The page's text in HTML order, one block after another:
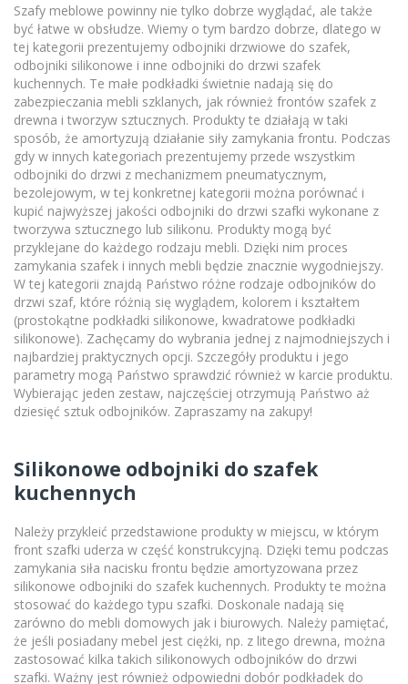
Szafy meblowe powinny nie tylko dobrze wyglądać, ale także
być łatwe w obsłudze. Wiemy o tym bardzo dobrze, dlatego w
tej kategorii prezentujemy odbojniki drzwiowe do szafek,
odbojniki silikonowe i inne odbojniki do drzwi szafek
kuchennych. Te małe podkładki świetnie nadają się do
zabezpieczania mebli szklanych, jak również frontów szafek z
drewna i tworzyw sztucznych. Produkty te działają w taki
sposób, że amortyzują działanie siły zamykania frontu. Podczas
gdy w innych kategoriach prezentujemy przede wszystkim
odbojniki do drzwi z mechanizmem pneumatycznym,
bezolejowym, w tej konkretnej kategorii można porównać i
kupić najwyższej jakości odbojniki do drzwi szafki wykonane z
tworzywa sztucznego lub silikonu. Produkty mogą być
przyklejane do każdego rodzaju mebli. Dzięki nim proces
zamykania szafek i innych mebli będzie znacznie wygodniejszy.
W tej kategorii znajdą Państwo różne rodzaje odbojników do
drzwi szaf, które różnią się wyglądem, kolorem i kształtem
(prostokątne podkładki silikonowe, kwadratowe podkładki
silikonowe). Zachęcamy do wybrania jednej z najmodniejszych i
najbardziej praktycznych opcji. Szczegóły produktu i jego
parametry mogą Państwo sprawdzić również w karcie produktu.
Wybierając jeden zestaw, najczęściej otrzymują Państwo aż
dziesięć sztuk odbojników. Zapraszamy na zakupy!
Silikonowe odbojniki do szafek
kuchennych
Należy przykleić przedstawione produkty w miejscu, w którym
front szafki uderza w część konstrukcyjną. Dzięki temu podczas
zamykania siła nacisku frontu będzie amortyzowana przez
silikonowe odbojniki do szafek kuchennych. Produkty te można
stosować do każdego typu szafki. Doskonale nadają się
zarówno do mebli domowych jak i biurowych. Należy pamiętać,
że jeśli posiadany mebel jest ciężki, np. z litego drewna, można
zastosować kilka takich silikonowych odbojników do drzwi
szafki. Ważny jest również odpowiedni dobór podkładek do